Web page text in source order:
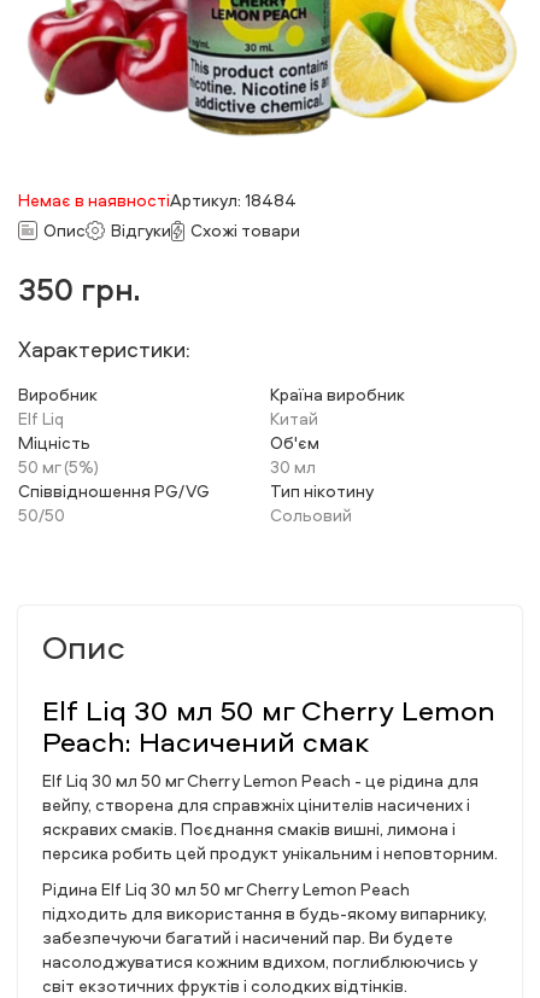
Немає в наявностіАртикул: 18484
Опис
Відгуки Схожі товари
350 грн.
Характеристики:
Виробник
Elf Liq
Країна виробник
Китай
Міцність
50 мг (5%)
Об'єм
30 мл
Співвідношення PG/VG
50/50
Тип нікотину
Сольовий
Опис
Elf Liq 30 мл 50 мг Cherry Lemon
Peach: Насичений смак
Elf Liq 30 мл 50 мг Cherry Lemon Peach - це рідина для
вейпу, створена для справжніх цінителів насичених і
яскравих смаків. Поєднання смаків вишні, лимона і
персика робить цей продукт унікальним і неповторним.
Рідина Elf Liq 30 мл 50 мг Cherry Lemon Peach
підходить для використання в будь-якому випарнику,
забезпечуючи багатий і насичений пар. Ви будете
насолоджуватися кожним вдихом, поглиблюючись у
світ екзотичних фруктів і солодких відтінків.